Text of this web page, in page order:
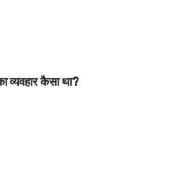
व्यवहार कैसा था?